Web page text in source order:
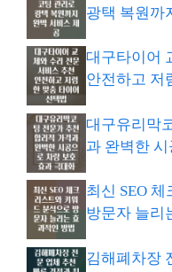
광택 복원까
대구타이어
안전하고 저
대구유리막
과 완벽한
최신 SEO
방문자 늘리
김해폐차장